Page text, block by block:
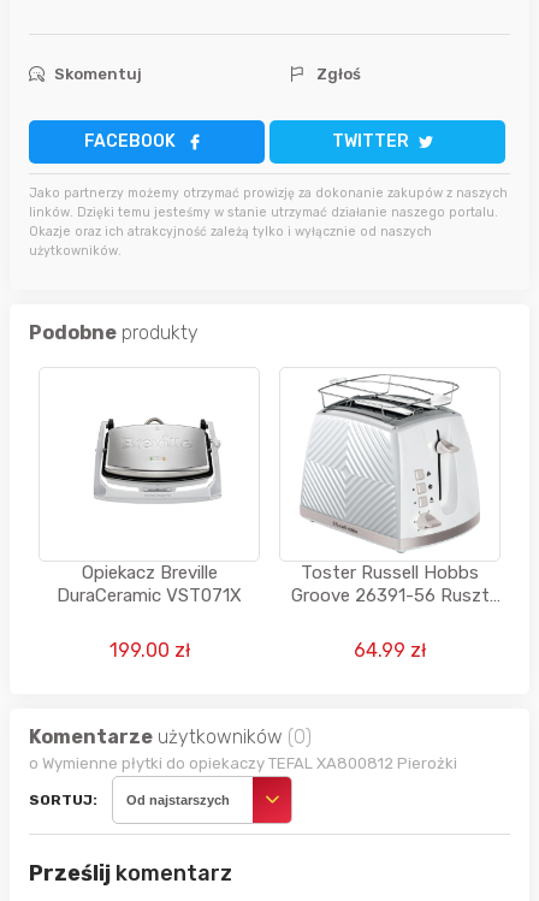
Skomentuj Zgłoś
FACEBOOK TWITTER
Jako partnerzy możemy otrzymać prowizję za dokonanie zakupów z naszych
linków. Dzięki temu jesteśmy w stanie utrzymać działanie naszego portalu.
Okazje oraz ich atrakcyjność zależą tylko i wyłącznie od naszych
użytkowników.
Podobne produkty
Opiekacz Breville
DuraCeramic VST071X
199.00 zł
Toster Russell Hobbs
Groove 26391-56 Ruszt
850W
64.99 zł
Komentarze użytkowników (0)
o Wymienne płytki do opiekaczy TEFAL XA800812 Pierożki
SORTUJ: Od najstarszych
Prześlij komentarz